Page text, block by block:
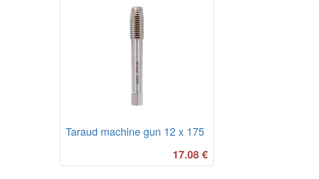
Taraud machine gun 12 x 175
17.08 €